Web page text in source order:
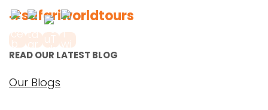
#safariworldtours
READ OUR LATEST BLOG
Our Blogs